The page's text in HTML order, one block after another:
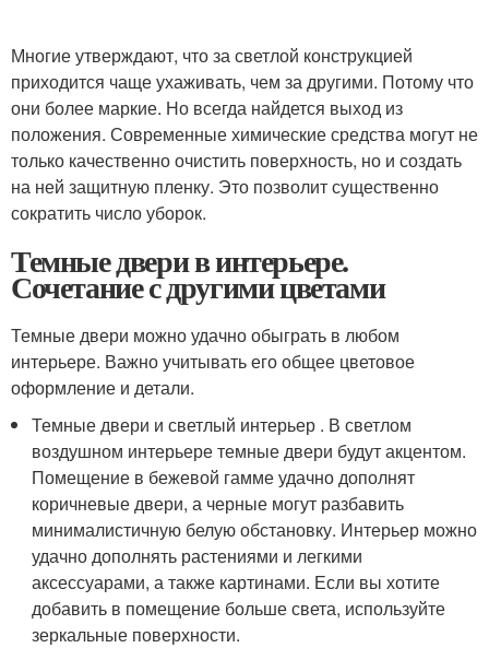
Многие утверждают, что за светлой конструкцией
приходится чаще ухаживать, чем за другими. Потому что
они более маркие. Но всегда найдется выход из
положения. Современные химические средства могут не
только качественно очистить поверхность, но и создать
на ней защитную пленку. Это позволит существенно
сократить число уборок.
Темные двери в интерьере.
Сочетание с другими цветами
Темные двери можно удачно обыграть в любом
интерьере. Важно учитывать его общее цветовое
оформление и детали.
Темные двери и светлый интерьер . В светлом
воздушном интерьере темные двери будут акцентом.
Помещение в бежевой гамме удачно дополнят
коричневые двери, а черные могут разбавить
минималистичную белую обстановку. Интерьер можно
удачно дополнять растениями и легкими
аксессуарами, а также картинами. Если вы хотите
добавить в помещение больше света, используйте
зеркальные поверхности.